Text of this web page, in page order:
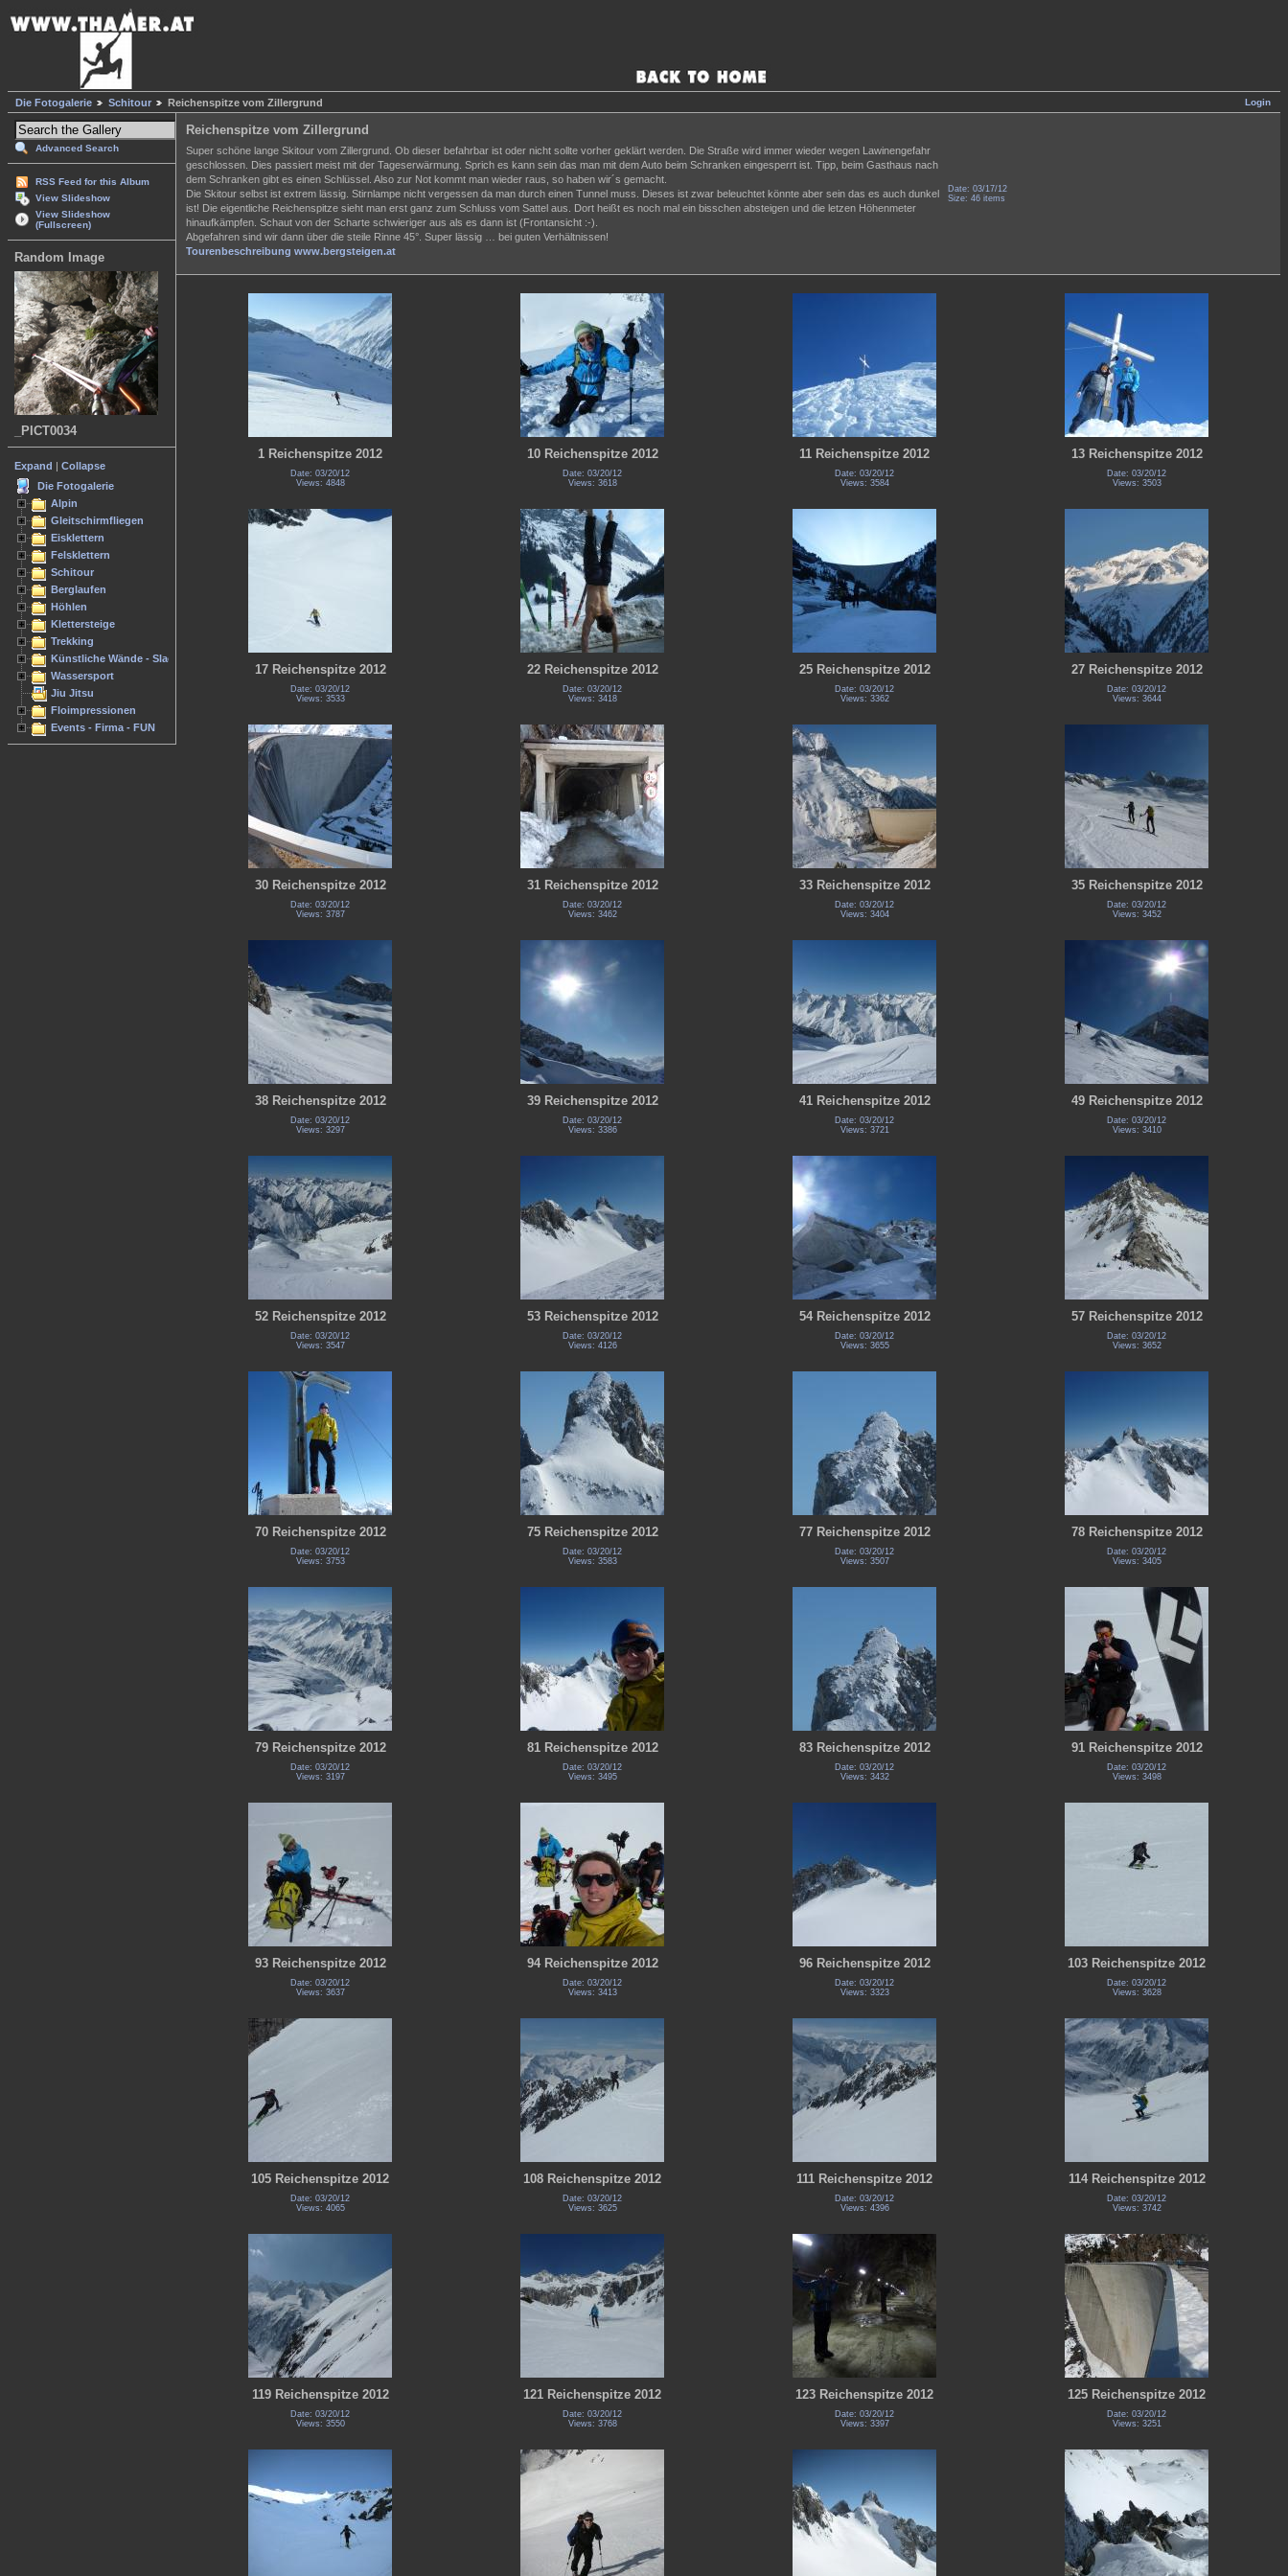
Login
Die Fotogalerie Schitour Reichenspitze vom Zillergrund
Advanced Search
RSS Feed for this Album
View Slideshow
View Slideshow
(Fullscreen)
Random Image
_PICT0034
Expand
Collapse
Die Fotogalerie
Alpin
Gleitschirmfliegen
Eisklettern
Felsklettern
Schitour
Berglaufen
Höhlen
Klettersteige
Trekking
Künstliche Wände - Slacken
Wassersport
Jiu Jitsu
Floimpressionen
Events - Firma - FUN
Reichenspitze vom Zillergrund
Super schöne lange Skitour vom Zillergrund. Ob dieser befahrbar ist oder nicht sollte vorher geklärt werden. Die Straße wird immer wieder wegen Lawinengefahr
geschlossen. Dies passiert meist mit der Tageserwärmung. Sprich es kann sein das man mit dem Auto beim Schranken eingesperrt ist. Tipp, beim Gasthaus nach
dem Schranken gibt es einen Schlüssel. Also zur Not kommt man wieder raus, so haben wir´s gemacht.
Die Skitour selbst ist extrem lässig. Stirnlampe nicht vergessen da man durch einen Tunnel muss. Dieses ist zwar beleuchtet könnte aber sein das es auch dunkel
ist! Die eigentliche Reichenspitze sieht man erst ganz zum Schluss vom Sattel aus. Dort heißt es noch mal ein bisschen absteigen und die letzen Höhenmeter
hinaufkämpfen. Schaut von der Scharte schwieriger aus als es dann ist (Frontansicht :-).
Abgefahren sind wir dann über die steile Rinne 45°. Super lässig … bei guten Verhältnissen!
Tourenbeschreibung www.bergsteigen.at
Date: 03/17/12
Size: 46 items
1 Reichenspitze 2012
Date: 03/20/12
Views: 4848
10 Reichenspitze 2012
Date: 03/20/12
Views: 3618
11 Reichenspitze 2012
Date: 03/20/12
Views: 3584
13 Reichenspitze 2012
Date: 03/20/12
Views: 3503
17 Reichenspitze 2012
Date: 03/20/12
Views: 3533
22 Reichenspitze 2012
Date: 03/20/12
Views: 3418
25 Reichenspitze 2012
Date: 03/20/12
Views: 3362
27 Reichenspitze 2012
Date: 03/20/12
Views: 3644
30 Reichenspitze 2012
Date: 03/20/12
Views: 3787
31 Reichenspitze 2012
Date: 03/20/12
Views: 3462
33 Reichenspitze 2012
Date: 03/20/12
Views: 3404
35 Reichenspitze 2012
Date: 03/20/12
Views: 3452
38 Reichenspitze 2012
Date: 03/20/12
Views: 3297
39 Reichenspitze 2012
Date: 03/20/12
Views: 3386
41 Reichenspitze 2012
Date: 03/20/12
Views: 3721
49 Reichenspitze 2012
Date: 03/20/12
Views: 3410
52 Reichenspitze 2012
Date: 03/20/12
Views: 3547
53 Reichenspitze 2012
Date: 03/20/12
Views: 4126
54 Reichenspitze 2012
Date: 03/20/12
Views: 3655
57 Reichenspitze 2012
Date: 03/20/12
Views: 3652
70 Reichenspitze 2012
Date: 03/20/12
Views: 3753
75 Reichenspitze 2012
Date: 03/20/12
Views: 3583
77 Reichenspitze 2012
Date: 03/20/12
Views: 3507
78 Reichenspitze 2012
Date: 03/20/12
Views: 3405
79 Reichenspitze 2012
Date: 03/20/12
Views: 3197
81 Reichenspitze 2012
Date: 03/20/12
Views: 3495
83 Reichenspitze 2012
Date: 03/20/12
Views: 3432
91 Reichenspitze 2012
Date: 03/20/12
Views: 3498
93 Reichenspitze 2012
Date: 03/20/12
Views: 3637
94 Reichenspitze 2012
Date: 03/20/12
Views: 3413
96 Reichenspitze 2012
Date: 03/20/12
Views: 3323
103 Reichenspitze 2012
Date: 03/20/12
Views: 3628
105 Reichenspitze 2012
Date: 03/20/12
Views: 4065
108 Reichenspitze 2012
Date: 03/20/12
Views: 3625
111 Reichenspitze 2012
Date: 03/20/12
Views: 4396
114 Reichenspitze 2012
Date: 03/20/12
Views: 3742
119 Reichenspitze 2012
Date: 03/20/12
Views: 3550
121 Reichenspitze 2012
Date: 03/20/12
Views: 3768
123 Reichenspitze 2012
Date: 03/20/12
Views: 3397
125 Reichenspitze 2012
Date: 03/20/12
Views: 3251